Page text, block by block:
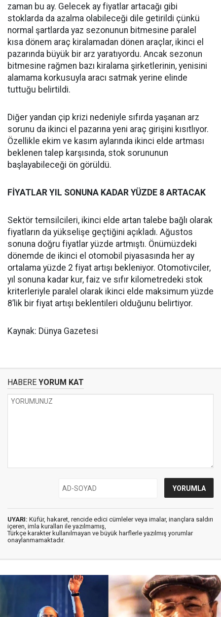
zaman bu ay. Gelecek ay fiyatlar artacağı gibi
stoklarda da azalma olabileceği dile getirildi çünkü
normal şartlarda yaz sezonunun bitmesine paralel
kısa dönem araç kiralamadan dönen araçlar, ikinci el
pazarında büyük bir arz yaratıyordu. Ancak sezonun
bitmesine rağmen bazı kiralama şirketlerinin, yenisini
alamama korkusuyla aracı satmak yerine elinde
tuttuğu belirtildi.
Diğer yandan çip krizi nedeniyle sıfırda yaşanan arz
sorunu da ikinci el pazarına yeni araç girişini kısıtlıyor.
Özellikle ekim ve kasım aylarında ikinci elde artması
beklenen talep karşısında, stok sorununun
başlayabileceği ön görüldü.
FİYATLAR YIL SONUNA KADAR YÜZDE 8 ARTACAK
Sektör temsilcileri, ikinci elde artan talebe bağlı olarak
fiyatların da yükselişe geçtiğini açıkladı. Ağustos
sonuna doğru fiyatlar yüzde artmıştı. Önümüzdeki
dönemde de ikinci el otomobil piyasasında her ay
ortalama yüzde 2 fiyat artışı bekleniyor. Otomotivciler,
yıl sonuna kadar kur, faiz ve sıfır kilometredeki stok
kriterleriyle paralel olarak ikinci elde maksimum yüzde
8’lik bir fiyat artışı beklentileri olduğunu belirtiyor.
Kaynak: Dünya Gazetesi
HABERE YORUM KAT
UYARI: Küfür, hakaret, rencide edici cümleler veya imalar, inançlara saldırı
içeren, imla kuralları ile yazılmamış,
Türkçe karakter kullanılmayan ve büyük harflerle yazılmış yorumlar
onaylanmamaktadır.